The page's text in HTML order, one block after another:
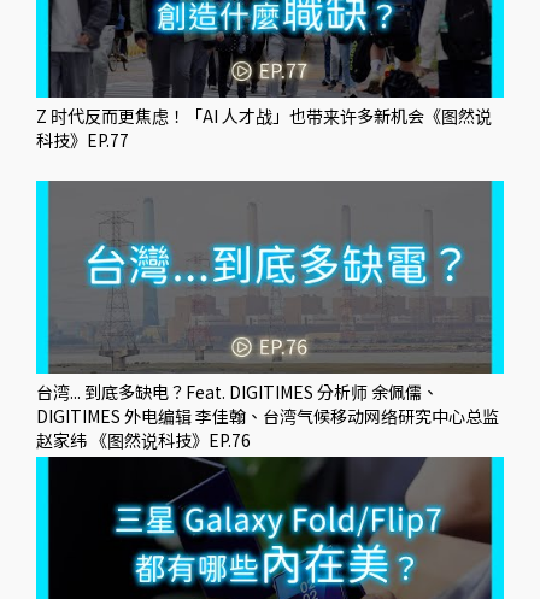
Z 时代反而更焦虑！「AI 人才战」也带来许多新机会《图然说
科技》EP.77
台湾... 到底多缺电？Feat. DIGITIMES 分析师 余佩儒、
DIGITIMES 外电编辑 李佳翰、台湾气候移动网络研究中心总监
赵家纬 《图然说科技》EP.76